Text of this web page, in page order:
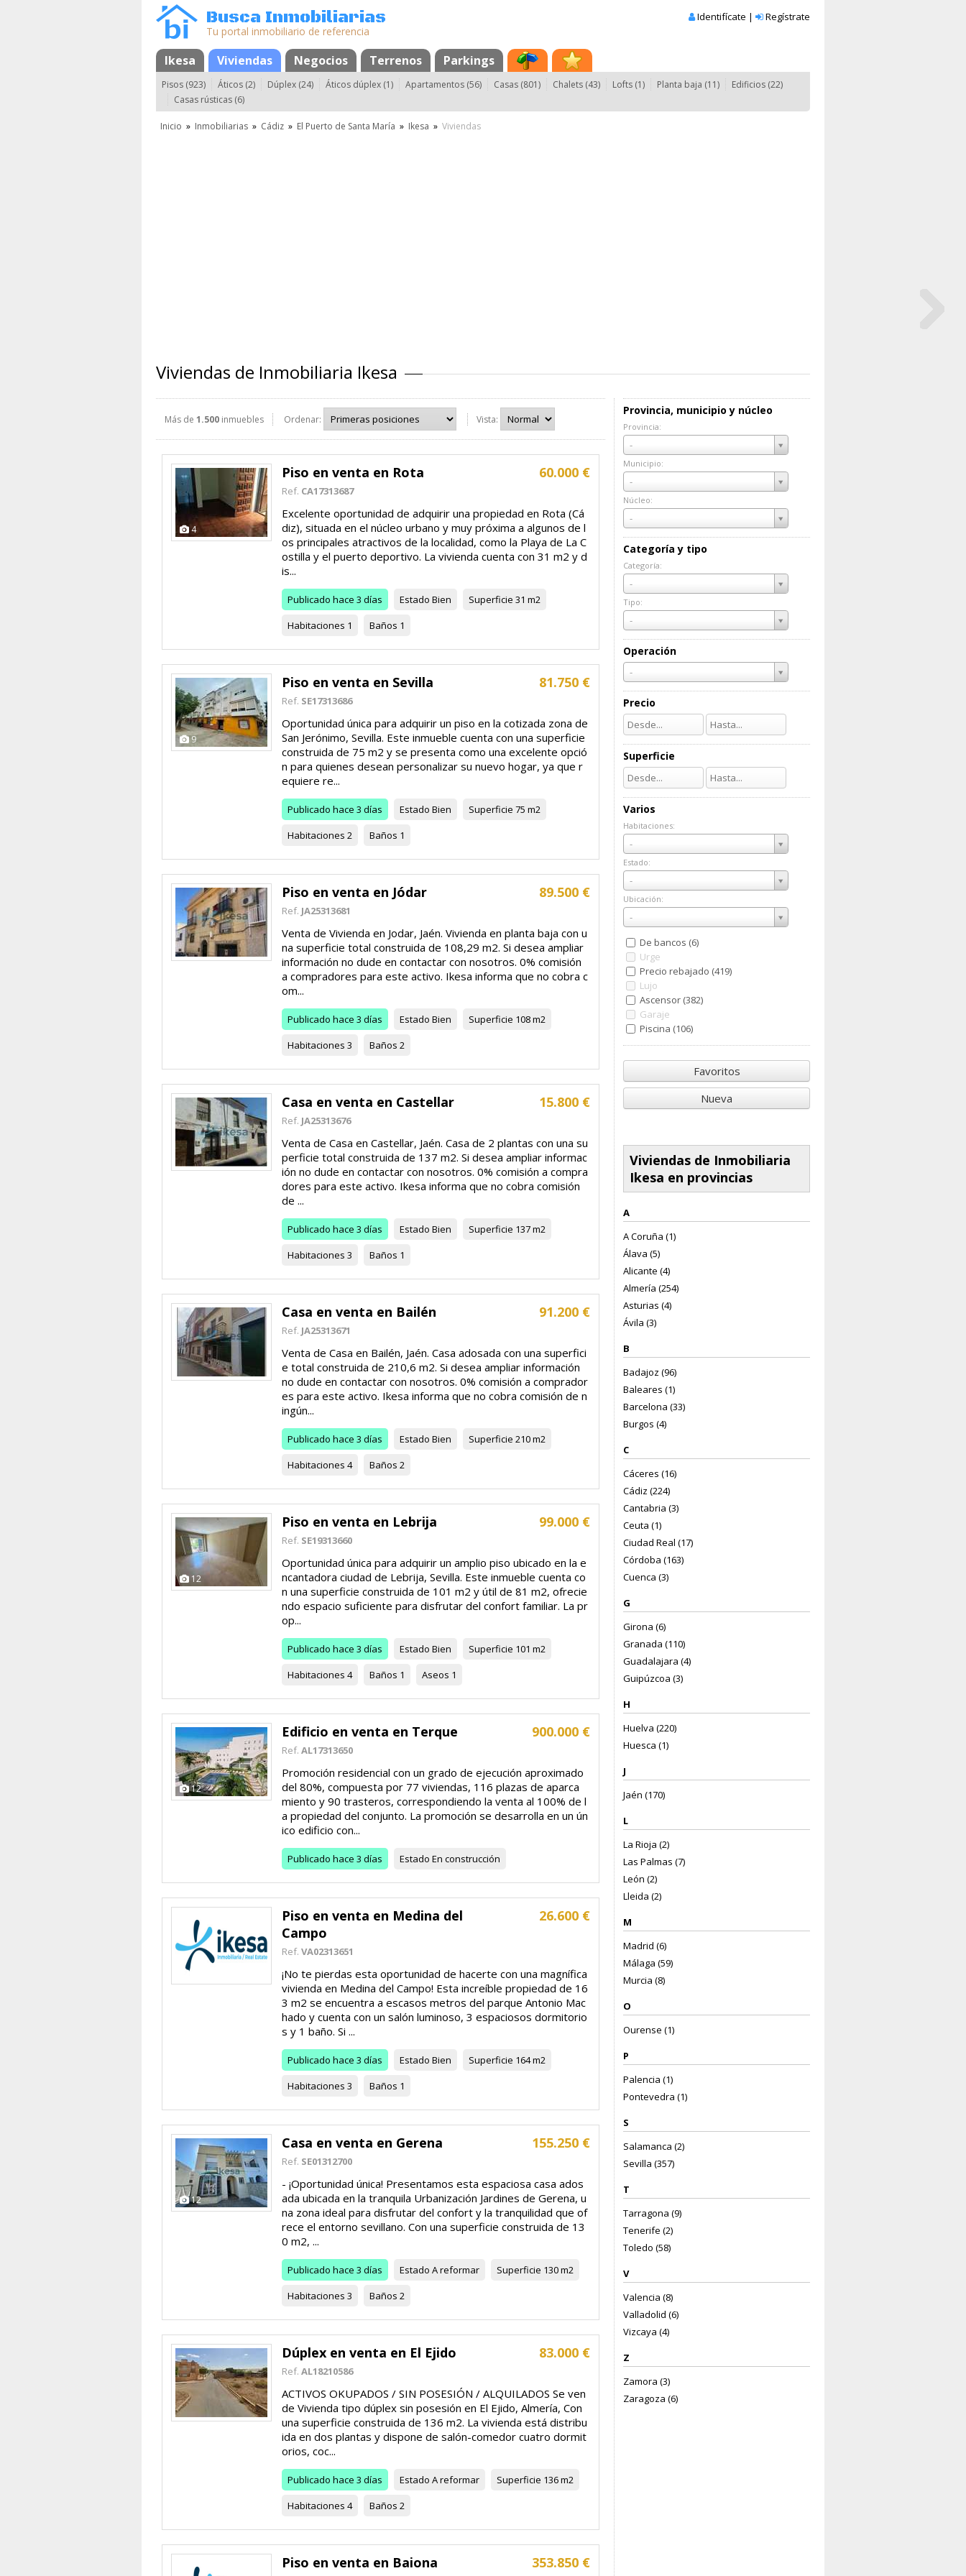
Busca Inmobiliarias
Tu portal inmobiliario de referencia
Identifícate | Regístrate
Ikesa Viviendas Negocios Terrenos Parkings
MapaFavoritos
Pisos (923) Áticos (2) Dúplex (24) Áticos dúplex (1) Apartamentos (56) Casas (801) Chalets (43) Lofts (1) Planta baja (11)
Edificios (22)
Casas rústicas (6)
Inicio » Inmobiliarias » Cádiz » El Puerto de Santa María » Ikesa » Viviendas
Viviendas de Inmobiliaria Ikesa
Provincia, municipio y núcleo
Provincia:
-
Provincia:
Municipio:
-
Municipio:
Núcleo:
-
Núcleo:
Categoría y tipo
Categoría:
-
Categoría:
Tipo:
-
Tipo:
Operación
-
Precio
Superficie
Varios
Habitaciones:
-
Habitaciones:
Estado:
-
Estado:
Ubicación:
-
Ubicación:
De bancos (6)
Urge
Precio rebajado (419)
Lujo
Ascensor (382)
Garaje
Piscina (106)
Favoritos
Nueva
Viviendas de Inmobiliaria
Ikesa en provincias
A
A Coruña (1)
Álava (5)
Alicante (4)
Almería (254)
Asturias (4)
Ávila (3)
B
Badajoz (96)
Baleares (1)
Barcelona (33)
Burgos (4)
C
Cáceres (16)
Cádiz (224)
Cantabria (3)
Ceuta (1)
Ciudad Real (17)
Córdoba (163)
Cuenca (3)
G
Girona (6)
Granada (110)
Guadalajara (4)
Guipúzcoa (3)
H
Huelva (220)
Huesca (1)
J
Jaén (170)
L
La Rioja (2)
Las Palmas (7)
León (2)
Lleida (2)
M
Madrid (6)
Málaga (59)
Murcia (8)
O
Ourense (1)
P
Palencia (1)
Pontevedra (1)
S
Salamanca (2)
Sevilla (357)
T
Tarragona (9)
Tenerife (2)
Toledo (58)
V
Valencia (8)
Valladolid (6)
Vizcaya (4)
Z
Zamora (3)
Zaragoza (6)
Más de 1.500 inmuebles Ordenar: Vista:
4
60.000 €
Piso en venta en Rota
Ref. CA17313687
Excelente oportunidad de adquirir una propiedad en Rota (Cá
diz), situada en el núcleo urbano y muy próxima a algunos de l
os principales atractivos de la localidad, como la Playa de La C
ostilla y el puerto deportivo. La vivienda cuenta con 31 m2 y d
is...
Publicado hace 3 días Estado Bien Superficie 31 m2
Habitaciones 1 Baños 1
9
81.750 €
Piso en venta en Sevilla
Ref. SE17313686
Oportunidad única para adquirir un piso en la cotizada zona de
San Jerónimo, Sevilla. Este inmueble cuenta con una superficie
construida de 75 m2 y se presenta como una excelente opció
n para quienes desean personalizar su nuevo hogar, ya que r
equiere re...
Publicado hace 3 días Estado Bien Superficie 75 m2
Habitaciones 2 Baños 1
89.500 €
Piso en venta en Jódar
Ref. JA25313681
Venta de Vivienda en Jodar, Jaén. Vivienda en planta baja con u
na superficie total construida de 108,29 m2. Si desea ampliar
información no dude en contactar con nosotros. 0% comisión
a compradores para este activo. Ikesa informa que no cobra c
om...
Publicado hace 3 días Estado Bien Superficie 108 m2
Habitaciones 3 Baños 2
15.800 €
Casa en venta en Castellar
Ref. JA25313676
Venta de Casa en Castellar, Jaén. Casa de 2 plantas con una su
perficie total construida de 137 m2. Si desea ampliar informac
ión no dude en contactar con nosotros. 0% comisión a compra
dores para este activo. Ikesa informa que no cobra comisión
de ...
Publicado hace 3 días Estado Bien Superficie 137 m2
Habitaciones 3 Baños 1
91.200 €
Casa en venta en Bailén
Ref. JA25313671
Venta de Casa en Bailén, Jaén. Casa adosada con una superfici
e total construida de 210,6 m2. Si desea ampliar información
no dude en contactar con nosotros. 0% comisión a comprador
es para este activo. Ikesa informa que no cobra comisión de n
ingún...
Publicado hace 3 días Estado Bien Superficie 210 m2
Habitaciones 4 Baños 2
12
99.000 €
Piso en venta en Lebrija
Ref. SE19313660
Oportunidad única para adquirir un amplio piso ubicado en la e
ncantadora ciudad de Lebrija, Sevilla. Este inmueble cuenta co
n una superficie construida de 101 m2 y útil de 81 m2, ofrecie
ndo espacio suficiente para disfrutar del confort familiar. La pr
op...
Publicado hace 3 días Estado Bien Superficie 101 m2
Habitaciones 4 Baños 1 Aseos 1
12
900.000 €
Edificio en venta en Terque
Ref. AL17313650
Promoción residencial con un grado de ejecución aproximado
del 80%, compuesta por 77 viviendas, 116 plazas de aparca
miento y 90 trasteros, correspondiendo la venta al 100% de l
a propiedad del conjunto. La promoción se desarrolla en un ún
ico edificio con...
Publicado hace 3 días Estado En construcción
6
26.600 €
Piso en venta en Medina del
Campo
Ref. VA02313651
¡No te pierdas esta oportunidad de hacerte con una magnífica
vivienda en Medina del Campo! Esta increíble propiedad de 16
3 m2 se encuentra a escasos metros del parque Antonio Mac
hado y cuenta con un salón luminoso, 3 espaciosos dormitorio
s y 1 baño. Si ...
Publicado hace 3 días Estado Bien Superficie 164 m2
Habitaciones 3 Baños 1
12
155.250 €
Casa en venta en Gerena
Ref. SE01312700
- ¡Oportunidad única! Presentamos esta espaciosa casa ados
ada ubicada en la tranquila Urbanización Jardines de Gerena, u
na zona ideal para disfrutar del confort y la tranquilidad que of
rece el entorno sevillano. Con una superficie construida de 13
0 m2, ...
Publicado hace 3 días Estado A reformar Superficie 130 m2
Habitaciones 3 Baños 2
83.000 €
Dúplex en venta en El Ejido
Ref. AL18210586
ACTIVOS OKUPADOS / SIN POSESIÓN / ALQUILADOS Se ven
de Vivienda tipo dúplex sin posesión en El Ejido, Almería, Con
una superficie construida de 136 m2. La vivienda está distribu
ida en dos plantas y dispone de salón-comedor cuatro dormit
orios, coc...
Publicado hace 3 días Estado A reformar Superficie 136 m2
Habitaciones 4 Baños 2
353.850 €
Piso en venta en Baiona